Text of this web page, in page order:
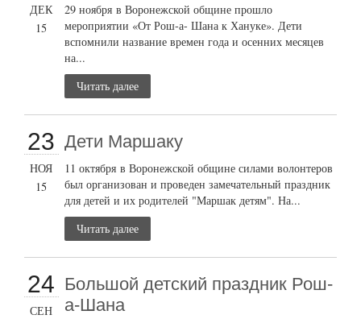
ДЕК
15
29 ноября в Воронежской общине прошло
мероприятии «От Рош-а- Шана к Хануке». Дети
вспомнили название времен года и осенних месяцев
на...
Читать далее
23
НОЯ
15
Дети Маршаку
11 октября в Воронежской общине силами волонтеров
был организован и проведен замечательный праздник
для детей и их родителей "Маршак детям". На...
Читать далее
24
СЕН
Большой детский праздник Рош-
а-Шана